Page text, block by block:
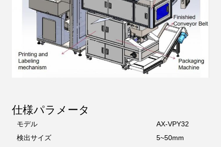
仕様パラメータ
モデル
AX-VPY32
検出サイズ
5~50mm